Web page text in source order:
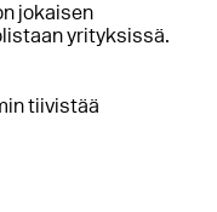
jokaisen
​​yrityksissä.
tiivistää